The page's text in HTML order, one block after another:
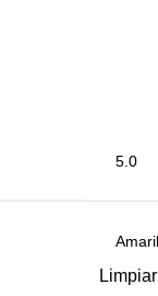
Limpiar